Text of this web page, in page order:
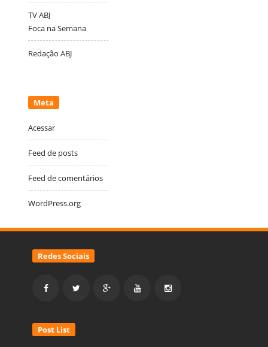
TV ABJ
Foca na Semana
Redação ABJ
Meta
Acessar
Feed de posts
Feed de comentários
WordPress.org
Redes Sociais
Post List